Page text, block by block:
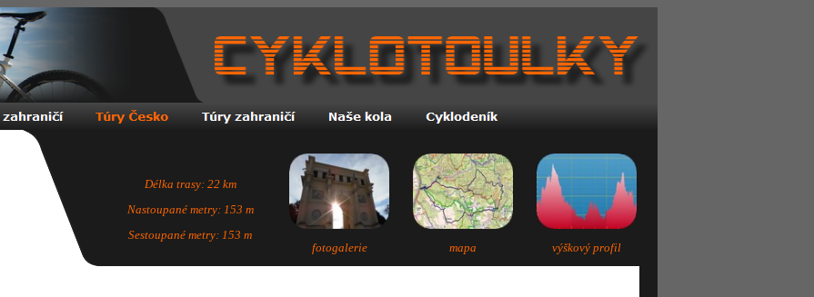
Délka trasy: 22 km
Nastoupané metry: 153 m
Sestoupané metry: 153 m
fotogalerie
mapa výškový profil